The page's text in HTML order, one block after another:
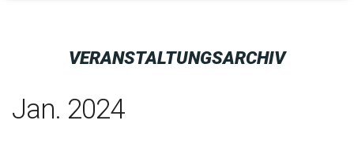
VERANSTALTUNGSARCHIV
Jan. 2024